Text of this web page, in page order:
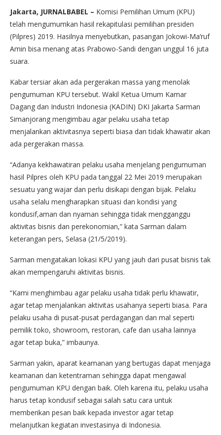
Jakarta, JURNALBABEL – Komisi Pemilihan Umum (KPU)
telah mengumumkan hasil rekapitulasi pemilihan presiden
(Pilpres) 2019. Hasilnya menyebutkan, pasangan Jokowi-Ma’ruf
Amin bisa menang atas Prabowo-Sandi dengan unggul 16 juta
suara.
Kabar tersiar akan ada pergerakan massa yang menolak
pengumuman KPU tersebut. Wakil Ketua Umum Kamar
Dagang dan Industri Indonesia (KADIN) DKI Jakarta Sarman
Simanjorang mengimbau agar pelaku usaha tetap
menjalankan aktivitasnya seperti biasa dan tidak khawatir akan
ada pergerakan massa.
“Adanya kekhawatiran pelaku usaha menjelang pengumuman
hasil Pilpres oleh KPU pada tanggal 22 Mei 2019 merupakan
sesuatu yang wajar dan perlu disikapi dengan bijak. Pelaku
usaha selalu mengharapkan situasi dan kondisi yang
kondusif,aman dan nyaman sehingga tidak mengganggu
aktivitas bisnis dan perekonomian,” kata Sarman dalam
keterangan pers, Selasa (21/5/2019).
Sarman mengatakan lokasi KPU yang jauh dari pusat bisnis tak
akan mempengaruhi aktivitas bisnis.
“Kami menghimbau agar pelaku usaha tidak perlu khawatir,
agar tetap menjalankan aktivitas usahanya seperti biasa. Para
pelaku usaha di pusat-pusat perdagangan dan mal seperti
pemilik toko, showroom, restoran, cafe dan usaha lainnya
agar tetap buka,” imbaunya.
Sarman yakin, aparat keamanan yang bertugas dapat menjaga
keamanan dan ketentraman sehingga dapat mengawal
pengumuman KPU dengan baik. Oleh karena itu, pelaku usaha
harus tetap kondusif sebagai salah satu cara untuk
memberikan pesan baik kepada investor agar tetap
melanjutkan kegiatan investasinya di Indonesia.